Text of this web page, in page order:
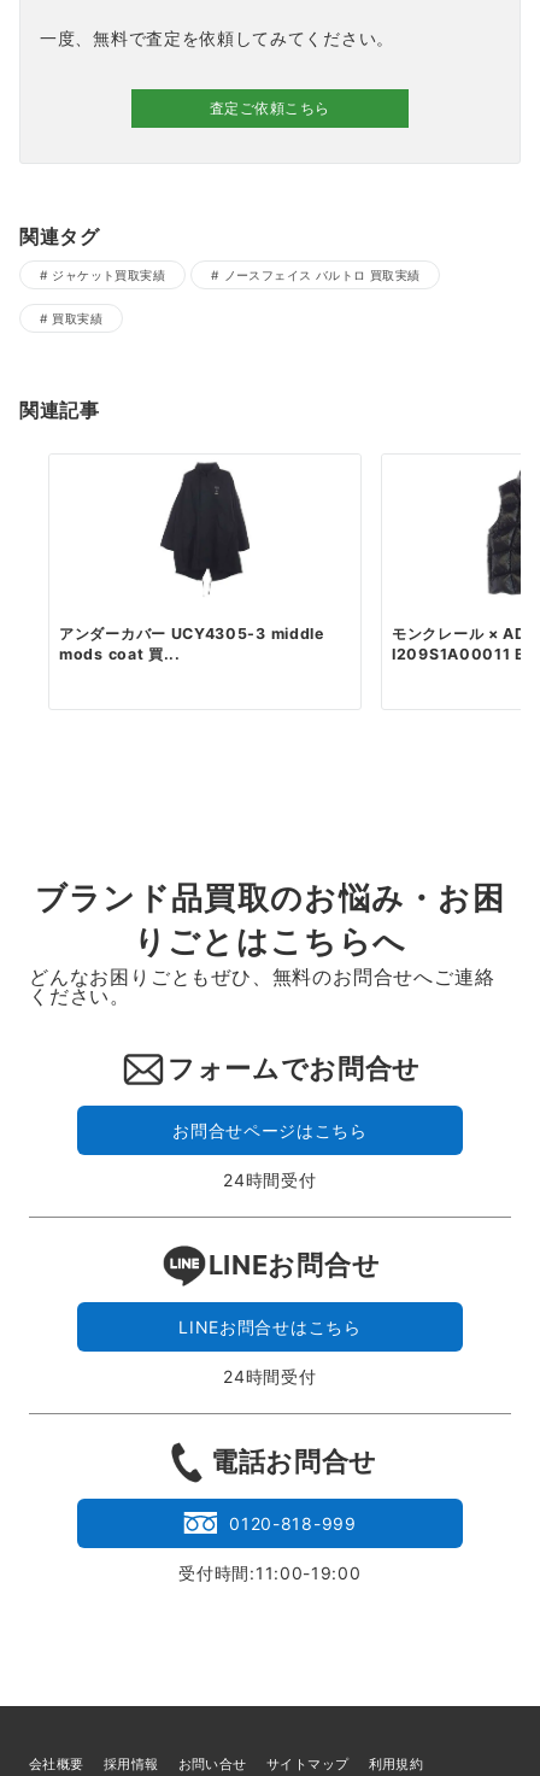
一度、無料で査定を依頼してみてください。
査定ご依頼こちら
関連タグ
ジャケット買取実績 ノースフェイス バルトロ 買取実績
買取実績
関連記事
アンダーカバー UCY4305-3 middle
mods coat 買...
モンクレール ×
I209S1A00011
ブランド品買取のお悩み・お困
りごとはこちらへ
どんなお困りごともぜひ、無料のお問合せへご連絡
ください。
フォームでお問合せ
お問合せページはこちら
24時間受付
LINEお問合せ
LINEお問合せはこちら
24時間受付
電話お問合せ
0120-818-999
受付時間:11:00-19:00
会社概要 採用情報 お問い合せ サイトマップ 利用規約